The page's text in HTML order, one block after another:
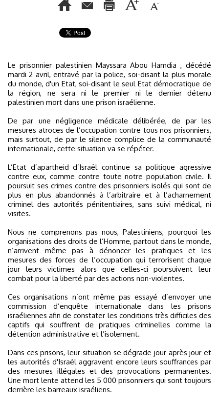
Le prisonnier palestinien Mayssara Abou Hamdia , décédé
mardi 2 avril, entravé par la police, soi-disant la plus morale
du monde, d'un Etat, soi-disant le seul Etat démocratique de
la région, ne sera ni le premier ni le dernier détenu
palestinien mort dans une prison israélienne.
De par une négligence médicale délibérée, de par les
mesures atroces de l’occupation contre tous nos prisonniers,
mais surtout, de par le silence complice de la communauté
internationale, cette situation va se répéter.
L’Etat d’apartheid d’Israël continue sa politique agressive
contre eux, comme contre toute notre population civile. Il
poursuit ses crimes contre des prisonniers isolés qui sont de
plus en plus abandonnés à l’arbitraire et à l’acharnement
criminel des autorités pénitentiaires, sans suivi médical, ni
visites.
Nous ne comprenons pas nous, Palestiniens, pourquoi les
organisations des droits de l’Homme, partout dans le monde,
n’arrivent même pas à dénoncer les pratiques et les
mesures des forces de l’occupation qui terrorisent chaque
jour leurs victimes alors que celles-ci poursuivent leur
combat pour la liberté par des actions non-violentes.
Ces organisations n’ont même pas essayé d’envoyer une
commission d’enquête internationale dans les prisons
israéliennes afin de constater les conditions très difficiles des
captifs qui souffrent de pratiques criminelles comme la
détention administrative et l’isolement.
Dans ces prisons, leur situation se dégrade jour après jour et
les autorités d'Israël aggravent encore leurs souffrances par
des mesures illégales et des provocations permanentes.
Une mort lente attend les 5 000 prisonniers qui sont toujours
derrière les barreaux israéliens.